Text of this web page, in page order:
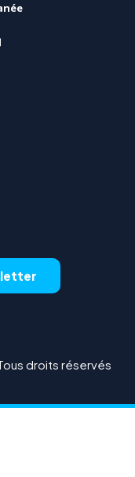
droits réservés